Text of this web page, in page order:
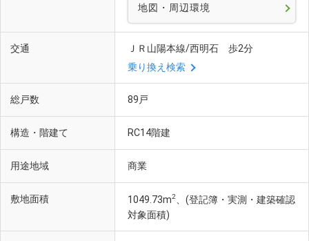
地図・周辺環境
交通
ＪＲ山陽本線/西明石 歩2分
乗り換え検索
総戸数 89戸
構造・階建て RC14階建
用途地域 商業
敷地面積 1049.73m2
、(登記簿・実測・建築確認
対象面積)